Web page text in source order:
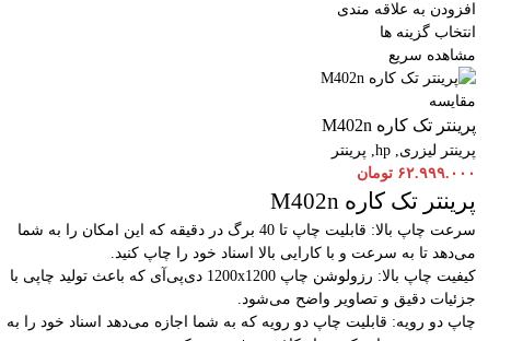
افزودن به علاقه مندی
انتخاب گزینه ها
مشاهده سریع
مقایسه
پرینتر تک کاره M402n
پرینتر لیزری,
hp
, پرینتر
۶۲.۹۹۹.۰۰۰ تومان
پرینتر تک کاره M402n
سرعت چاپ بالا: قابلیت چاپ تا 40 برگ در دقیقه که این امکان را به شما
می‌دهد تا به سرعت و با کارایی بالا اسناد خود را چاپ کنید.
کیفیت چاپ بالا: رزولوشن چاپ 1200x1200 دی‌پی‌آی که باعث تولید چاپی با
جزئیات دقیق و تصاویر واضح می‌شود.
چاپ دو رویه: قابلیت چاپ دو رویه که به شما اجازه می‌دهد اسناد خود را به